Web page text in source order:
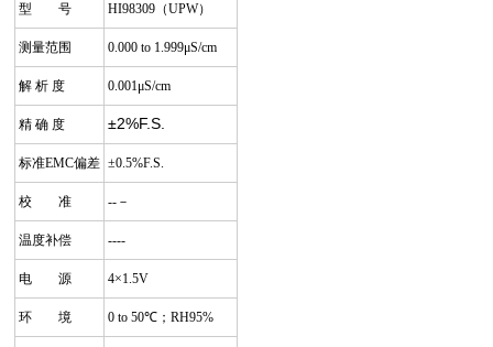
型 号 HI98309（UPW）
测量范围 0.000 to 1.999μS/cm
解 析 度 0.001μS/cm
精 确 度 ±2%F.S.
标准EMC偏差 ±0.5%F.S.
校 准 --－
温度补偿 ----
电 源 4×1.5V
环 境 0 to 50℃；RH95%